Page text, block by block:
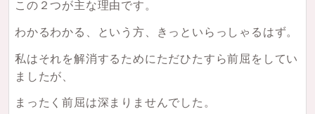
この２つが主な理由です。
わかるわかる、という方、きっといらっしゃるはず。
私はそれを解消するためにただひたすら前屈をしてい
ましたが、
まったく前屈は深まりませんでした。